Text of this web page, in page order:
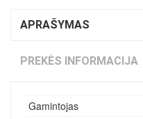
APRAŠYMAS
PREKĖS INFORMACIJA
Gamintojas